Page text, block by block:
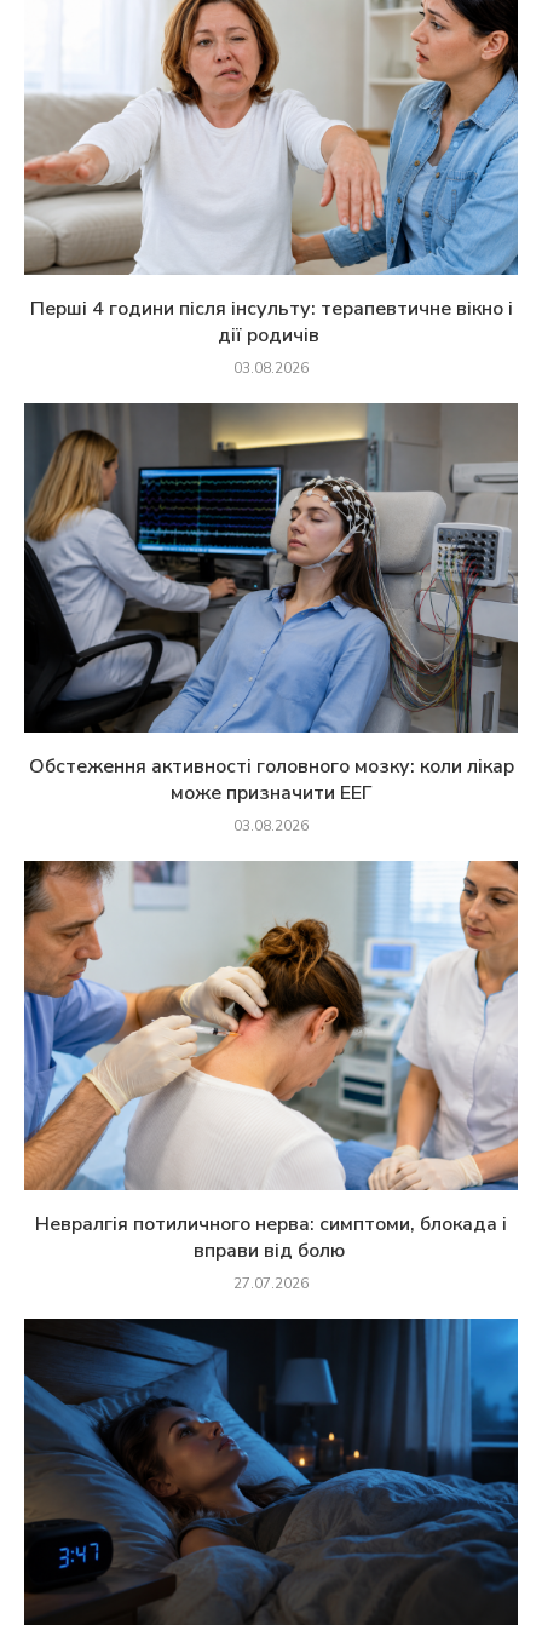
Перші 4 години після інсульту: терапевтичне вікно і
дії родичів
03.08.2026
Обстеження активності головного мозку: коли лікар
може призначити ЕЕГ
03.08.2026
Невралгія потиличного нерва: симптоми, блокада і
вправи від болю
27.07.2026